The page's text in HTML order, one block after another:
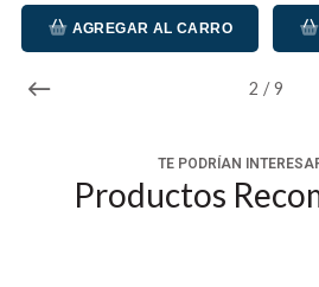
2 / 9
AGREGAR AL CARRO
TE PODRÍAN
Productos